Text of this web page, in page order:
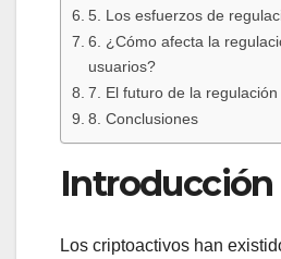
5. Los esfuerzos de
6. ¿Cómo afecta la
usuarios?
7. El futuro de la regulación
8. Conclusiones
Introducción
Los criptoactivos han